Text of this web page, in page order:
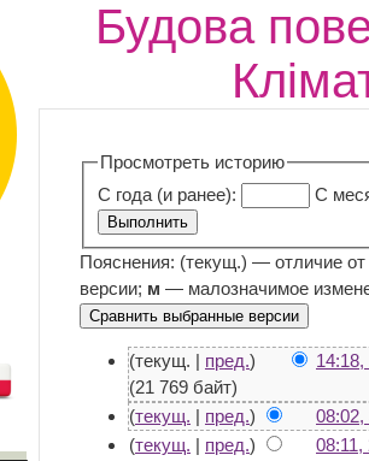
Будова
Просмотреть историю
С года (и ранее):
С
Пояснения: (текущ.) — отличие
версии; м — малозначимое
(текущ. | пред.)
(21 769 байт)
(текущ. | пред.) 08:02,
(текущ. | пред.)